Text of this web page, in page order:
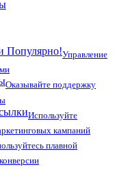
Популярно!Управление
Оказывайте поддержку
Используйте
кампаний
плавной